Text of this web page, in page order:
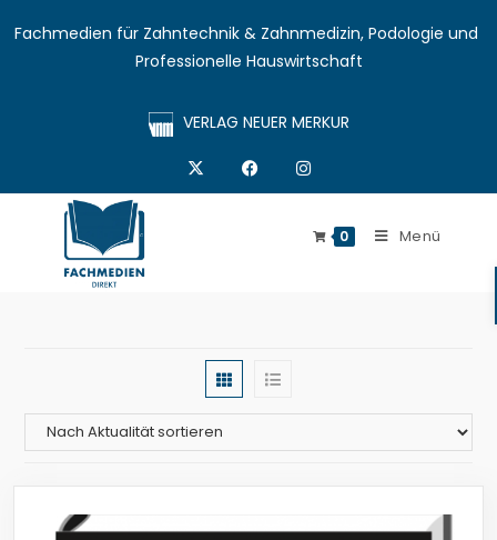
Fachmedien für Zahntechnik & Zahnmedizin, Podologie und
Professionelle Hauswirtschaft
VERLAG NEUER MERKUR
0 Menü